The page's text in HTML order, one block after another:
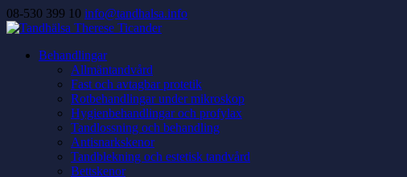
08-530 399 10 info@tandhalsa.info
Behandlingar
Allmäntandvård
Fast och avtagbar protetik
Rotbehandlingar under mikroskop
Hygienbehandlingar och profylax
Tandlossning och behandling
Antisnarkskenor
Tandblekning och estetisk tandvård
Bettskenor